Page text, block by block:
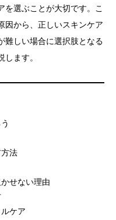
を選ぶことが大切です。こ
因から、正しいスキンケア
難しい場合に選択肢となる
ます。
法
せない理由
ケア